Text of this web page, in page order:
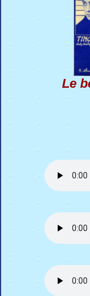
Le